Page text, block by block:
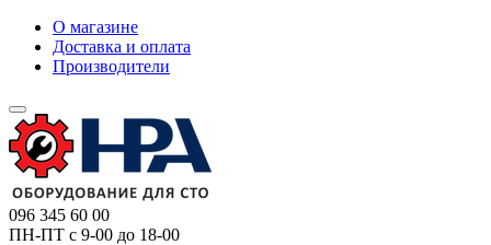
О магазине
Доставка и оплата
Производители
096 345 60 00
ПН-ПТ с 9-00 до 18-00